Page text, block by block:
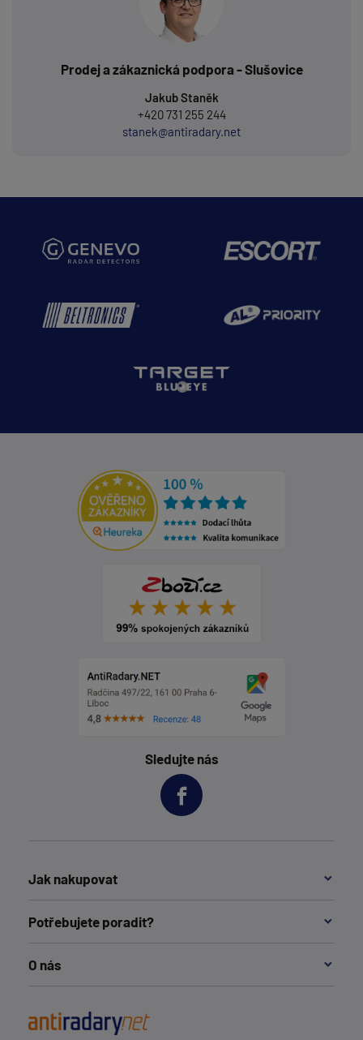
Prodej a zákaznická podpora - Slušovice
Jakub Staněk
+420 731 255 244
stanek@antiradary.net
Sledujte nás
Jak nakupovat
Potřebujete poradit?
O nás